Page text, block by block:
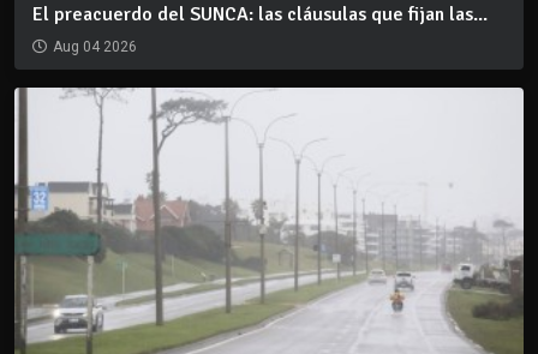
El preacuerdo del SUNCA: las cláusulas que fijan las...
Aug 04 2026